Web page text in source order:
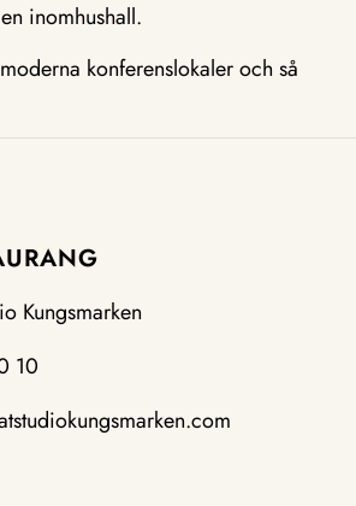
inomhushall.
konferenslokaler och så
Kungsmarken
10